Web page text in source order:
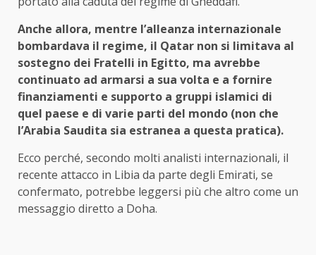
Anche allora, mentre l’alleanza internazionale
bombardava il regime, il Qatar non si limitava al
sostegno dei Fratelli in Egitto, ma avrebbe
continuato ad armarsi a sua volta e a fornire
finanziamenti e supporto a gruppi islamici di
quel paese e di varie parti del mondo (non che
l’Arabia Saudita sia estranea a questa pratica).
Ecco perché, secondo molti analisti internazionali, il
recente attacco in Libia da parte degli Emirati, se
confermato, potrebbe leggersi più che altro come un
messaggio diretto a Doha.